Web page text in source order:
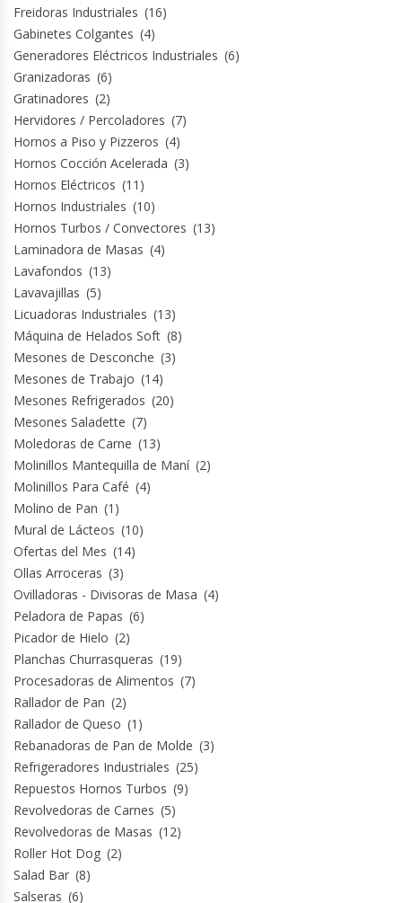
Freidoras Industriales (16)
Gabinetes Colgantes (4)
Generadores Eléctricos Industriales (6)
Granizadoras (6)
Gratinadores (2)
Hervidores / Percoladores (7)
Hornos a Piso y Pizzeros (4)
Hornos Cocción Acelerada (3)
Hornos Eléctricos (11)
Hornos Industriales (10)
Hornos Turbos / Convectores (13)
Laminadora de Masas (4)
Lavafondos (13)
Lavavajillas (5)
Licuadoras Industriales (13)
Máquina de Helados Soft (8)
Mesones de Desconche (3)
Mesones de Trabajo (14)
Mesones Refrigerados (20)
Mesones Saladette (7)
Moledoras de Carne (13)
Molinillos Mantequilla de Maní (2)
Molinillos Para Café (4)
Molino de Pan (1)
Mural de Lácteos (10)
Ofertas del Mes (14)
Ollas Arroceras (3)
Ovilladoras - Divisoras de Masa (4)
Peladora de Papas (6)
Picador de Hielo (2)
Planchas Churrasqueras (19)
Procesadoras de Alimentos (7)
Rallador de Pan (2)
Rallador de Queso (1)
Rebanadoras de Pan de Molde (3)
Refrigeradores Industriales (25)
Repuestos Hornos Turbos (9)
Revolvedoras de Carnes (5)
Revolvedoras de Masas (12)
Roller Hot Dog (2)
Salad Bar (8)
Salseras (6)